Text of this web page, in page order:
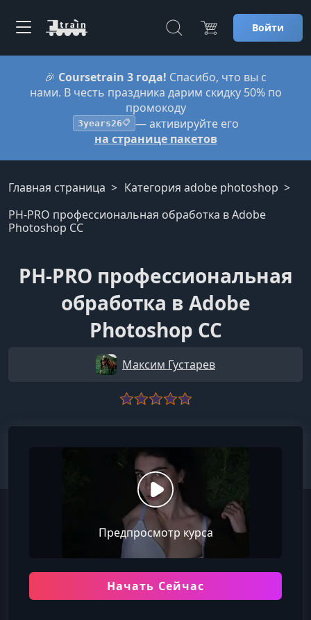
Войти
🎉 Coursetrain 3 года! Спасибо, что вы с
нами. В честь праздника дарим скидку 50% по
промокоду
3years26📋 — активируйте его
на странице пакетов
Главная страница
Категория adobe photoshop
PH-PRO профессиональная обработка в Adobe
Photoshop CC
PH-PRO профессиональная
обработка в Adobe
Photoshop CC
Максим Густарев
Предпросмотр курса
Начать Сейчас